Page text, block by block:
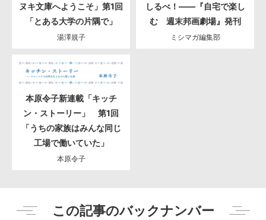
ヌキ文庫へようこそ」第1回
「とある大学の片隅で」
湯澤規子
しるべ！――『自宅で楽し
む 週末邦画劇場』発刊
ミシマガ編集部
本原令子新連載「キッチ
ン・ストーリー」 第1回
「うちの家族はみんな同じ
工場で働いていた」
本原令子
この記事のバックナンバー